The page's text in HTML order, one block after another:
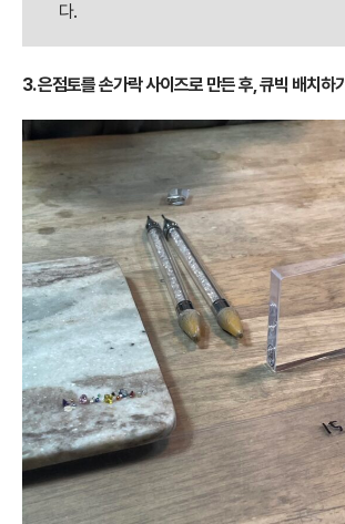
다.
3. 은점토를 손가락 사이즈로 만든 후, 큐빅 배치하기